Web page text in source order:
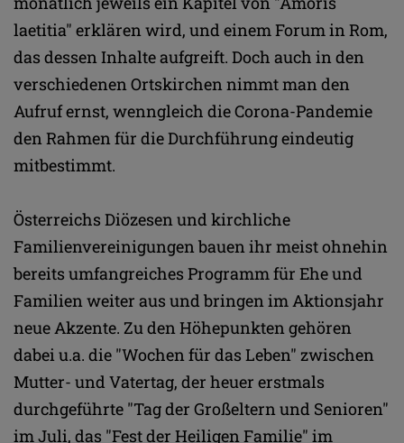
laetitia" erklären wird, und einem Forum in Rom,
das dessen Inhalte aufgreift. Doch auch in den
verschiedenen Ortskirchen nimmt man den
Aufruf ernst, wenngleich die Corona-Pandemie
den Rahmen für die Durchführung eindeutig
mitbestimmt.
Österreichs Diözesen und kirchliche
Familienvereinigungen bauen ihr meist ohnehin
bereits umfangreiches Programm für Ehe und
Familien weiter aus und bringen im Aktionsjahr
neue Akzente. Zu den Höhepunkten gehören
dabei u.a. die "Wochen für das Leben" zwischen
Mutter- und Vatertag, der heuer erstmals
durchgeführte "Tag der Großeltern und Senioren"
im Juli, das "Fest der Heiligen Familie" im